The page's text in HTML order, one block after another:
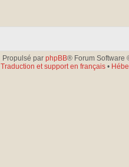
Propulsé par phpBB® Forum Software
Traduction et support en français•